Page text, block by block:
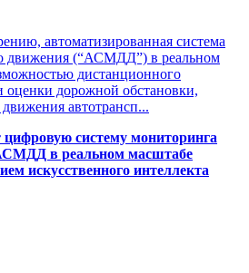
автоматизированная система
движения (“АСМДД”) в реальном
дистанционного
оценки дорожной обстановки,
автотрансп...
cистему мониторинга
в реальном масштабе
искусственного интеллекта